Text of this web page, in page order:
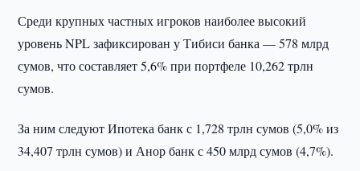
Среди крупных частных игроков наиболее высокий
уровень NPL зафиксирован у Тибиси банка — 578 млрд
сумов, что составляет 5,6% при портфеле 10,262 трлн
сумов.
За ним следуют Ипотека банк с 1,728 трлн сумов (5,0% из
34,407 трлн сумов) и Анор банк с 450 млрд сумов (4,7%).